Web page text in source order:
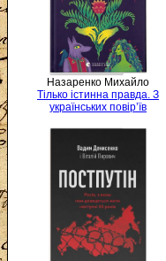
Назаренко Михайло
Тілько істинна правда. З
українських повір’їв